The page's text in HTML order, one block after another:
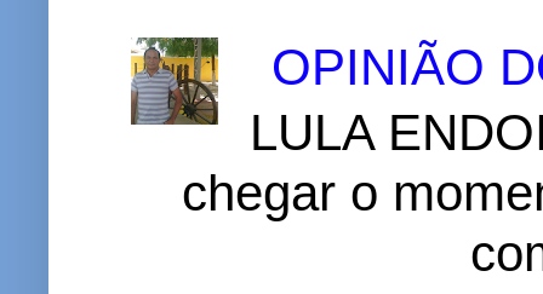
OPINIÃO
LULA
chegar o